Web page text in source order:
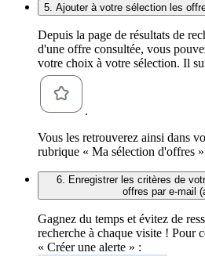
5. Ajouter à votre sélection les
Depuis la page de résultats de
d'une offre consultée, vous
votre choix à votre sélection. Il
.
Vous les retrouverez ainsi dans
rubrique « Ma sélection d'offres
6. Enregistrer les critères de
offres par e-mail
Gagnez du temps et évitez de
recherche à chaque visite ! Pour
« Créer une alerte » :